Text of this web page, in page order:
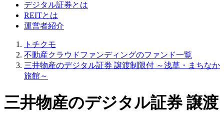
デジタル証券とは
REITとは
運営者紹介
トチクモ
不動産クラウドファンディングのファンド一覧
三井物産のデジタル証券 譲渡制限付 ～浅草・まちなか
旅館～
三井物産のデジタル証券 譲渡